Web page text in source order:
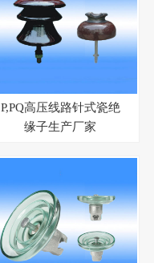
P,PQ高压线路针式瓷绝
缘子生产厂家